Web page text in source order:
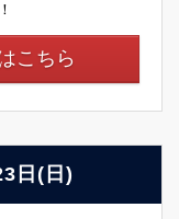
こちら
日(日)